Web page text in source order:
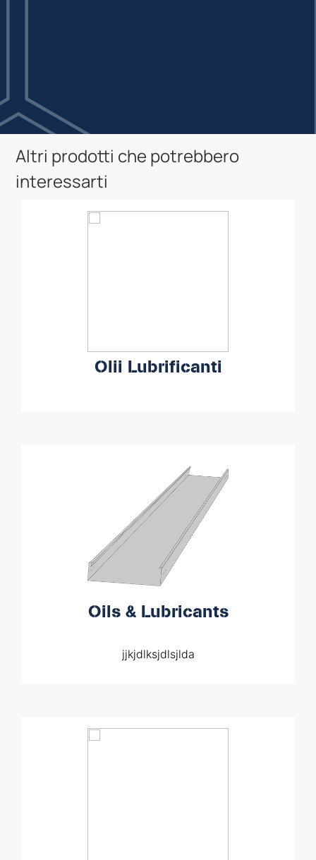
Altri prodotti che potrebbero
interessarti
Olii Lubrificanti
Oils & Lubricants
jjkjdlksjdlsjlda